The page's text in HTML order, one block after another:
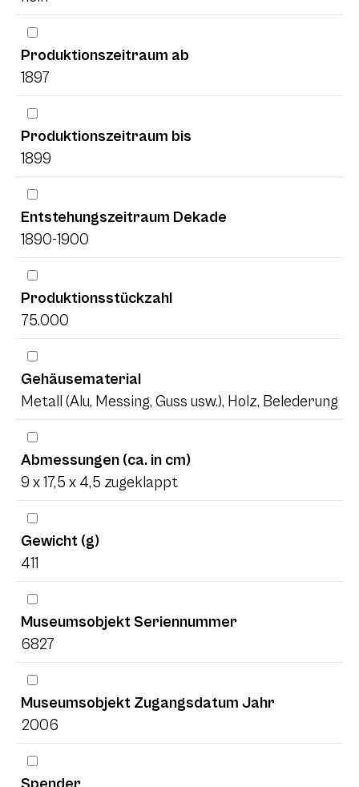
Produktionszeitraum ab
1897
Produktionszeitraum bis
1899
Entstehungszeitraum Dekade
1890-1900
Produktionsstückzahl
75.000
Gehäusematerial
Metall (Alu, Messing, Guss usw.), Holz, Belederung
Abmessungen (ca. in cm)
9 x 17,5 x 4,5 zugeklappt
Gewicht (g)
411
Museumsobjekt Seriennummer
6827
Museumsobjekt Zugangsdatum Jahr
2006